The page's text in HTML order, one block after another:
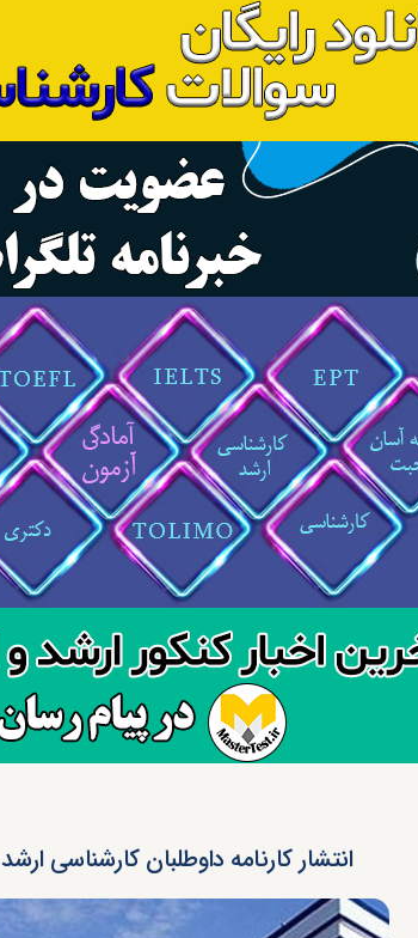
انتشار کارنامه داوطلبان کارشناسی ارشد ۹۸ دانشگاه آزاد تا فردا